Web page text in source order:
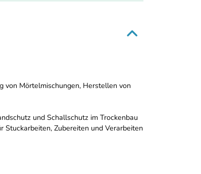
von Mörtelmischungen, Herstellen von
und Schallschutz im Trockenbau
Zubereiten und Verarbeiten